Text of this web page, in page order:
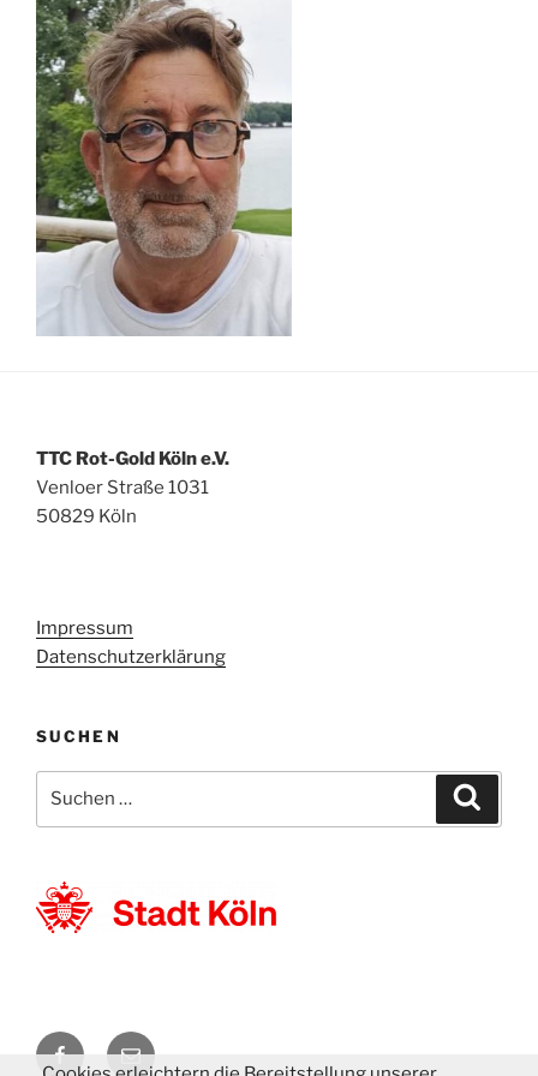
TTC Rot-Gold Köln e.V.
Venloer Straße 1031
50829 Köln
Impressum
Datenschutzerklärung
SUCHEN
nach:
DM
E-